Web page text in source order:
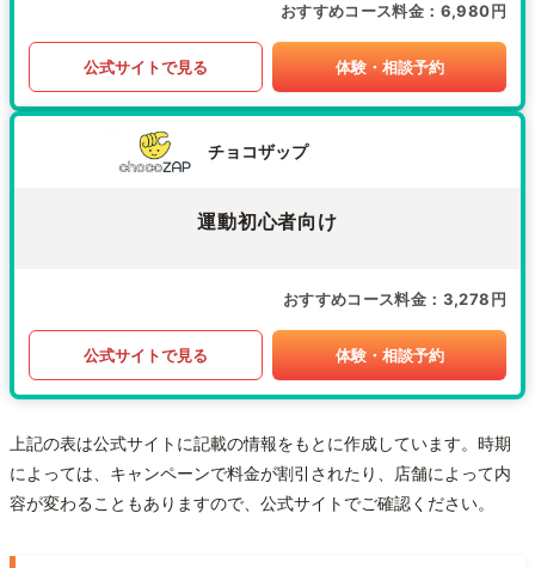
おすすめコース料金 6,980円
公式サイトで見る 体験・相談予約
チョコザップ
運動初心者向け
おすすめコース料金 3,278円
公式サイトで見る 体験・相談予約
上記の表は公式サイトに記載の情報をもとに作成しています。時期
によっては、キャンペーンで料金が割引されたり、店舗によって内
容が変わることもありますので、公式サイトでご確認ください。